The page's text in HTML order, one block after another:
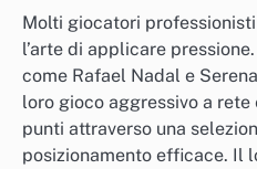
Molti giocatori
l’arte di applicare
come Rafael Nadal e
loro gioco aggressivo a
punti attraverso una
posizionamento efficace. Il